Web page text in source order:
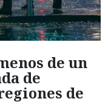
de un
de
de